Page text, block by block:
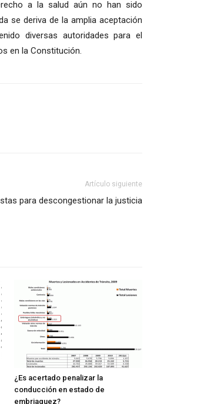
a la salud aún no han sido
se deriva de la amplia aceptación
diversas autoridades para el
en la Constitución.
Artículo siguiente
para descongestionar la justicia
¿Es acertado penalizar la
conducción en estado de
embriaguez?